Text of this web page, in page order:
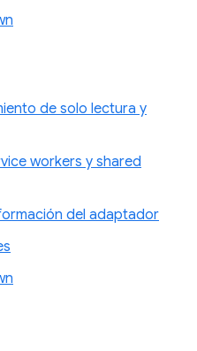
de solo lectura y
workers y shared
del adaptador